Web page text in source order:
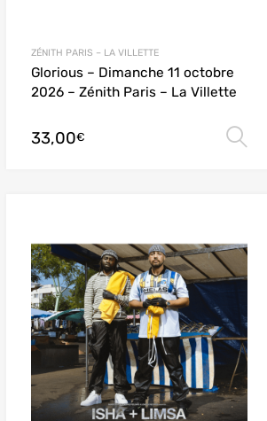
ZÉNITH PARIS – LA VILLETTE
Glorious – Dimanche 11 octobre
2026 – Zénith Paris – La Villette
33,00€